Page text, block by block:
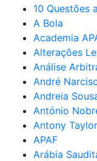
10 Questões
A Bola
Academia
Alterações
Análise
André
Andreia
António
Antony Taylor
APAF
Arábia